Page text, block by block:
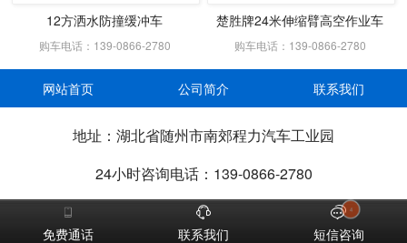
12方洒水防撞缓冲车
购车电话：139-0866-2780
楚胜牌24米伸缩臂高空作业车
购车电话：139-0866-2780
网站首页 公司简介 联系我们
地址：湖北省随州市南郊程力汽车工业园
24小时咨询电话：139-0866-2780

免费通话

联系我们
 4
短信咨询